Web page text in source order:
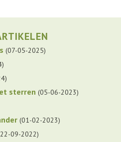
07-05-2025
sterren 05-06-2023
01-02-2023
22-09-2022